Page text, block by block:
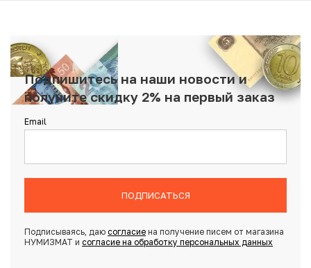
Подпишитесь на наши новости и
получите скидку 2% на первый заказ
Email
ПОДПИСАТЬСЯ
Подписываясь, даю согласиена получение писем от магазина
НУМИЗМАТ и согласие на обработку персональных данных